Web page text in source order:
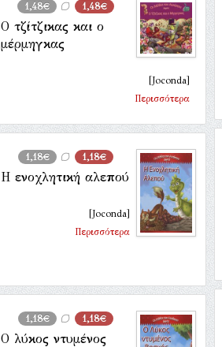
1,48€ 1,48€
Ο τζίτζικας και ο
μέρμηγκας
[Joconda]
Περισσότερα
1,18€ 1,18€
Η ενοχλητική αλεπού
[Joconda]
Περισσότερα
1,18€ 1,18€
Ο λύκος ντυμένος